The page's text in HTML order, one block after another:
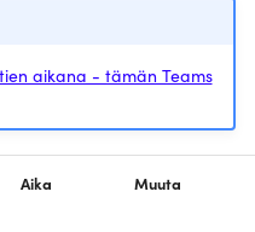
aikana - tämän Teams
Aika Muuta